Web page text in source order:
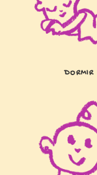
DORMIR